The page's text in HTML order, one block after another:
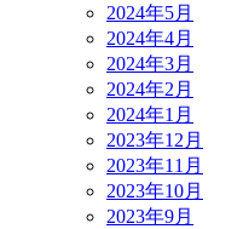
2024年5月
2024年4月
2024年3月
2024年2月
2024年1月
2023年12月
2023年11月
2023年10月
2023年9月